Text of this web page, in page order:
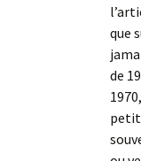
que
de